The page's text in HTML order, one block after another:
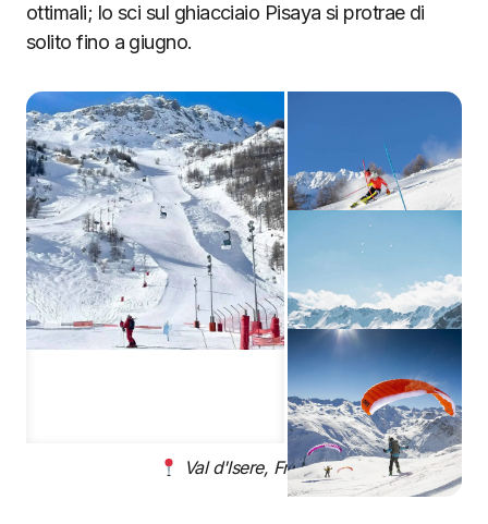
ottimali; lo sci sul ghiacciaio Pisaya si protrae di
solito fino a giugno.
Val d'Isere, Francia